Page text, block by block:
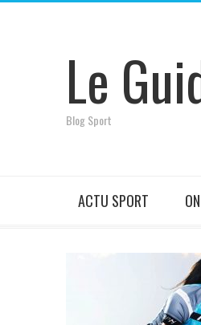
Le
Blog Sport
ACTU SPORT